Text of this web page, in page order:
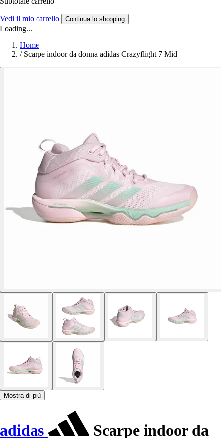
Vedi il mio carrello Continua lo shopping
Loading...
Home
/ Scarpe indoor da donna adidas Crazyflight 7 Mid
Mostra di più
adidas
Scarpe indoor da